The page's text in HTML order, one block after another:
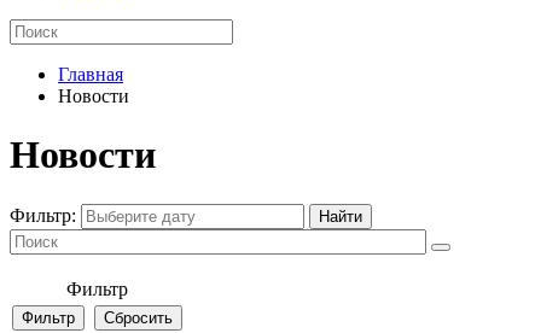
Главная
Новости
Новости
Фильтр:
Фильтр